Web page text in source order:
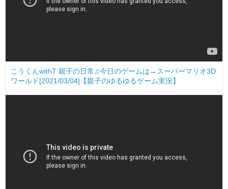
こうくんwithT 親子の日常♫今日のゲームは→スーパーマリオ3D
ワールド[2021/03/04]【親子のゆるゆるゲーム実況】